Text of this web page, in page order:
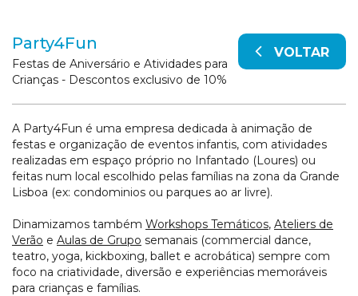
Party4Fun VOLTAR
Festas de Aniversário e Atividades para
Crianças - Descontos exclusivo de 10%
A Party4Fun é uma empresa dedicada à animação de
festas e organização de eventos infantis, com atividades
realizadas em espaço próprio no Infantado (Loures) ou
feitas num local escolhido pelas famílias na zona da Grande
Lisboa (ex: condominios ou parques ao ar livre).
Dinamizamos também Workshops Temáticos, Ateliers de
Verão e Aulas de Grupo semanais (commercial dance,
teatro, yoga, kickboxing, ballet e acrobática) sempre com
foco na criatividade, diversão e experiências memoráveis
para crianças e famílias.